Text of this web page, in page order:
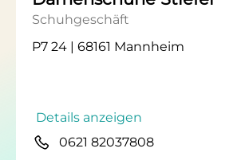
Schuhgeschäft
P7 24 | 68161 Mannheim
Details anzeigen
0621 82037808